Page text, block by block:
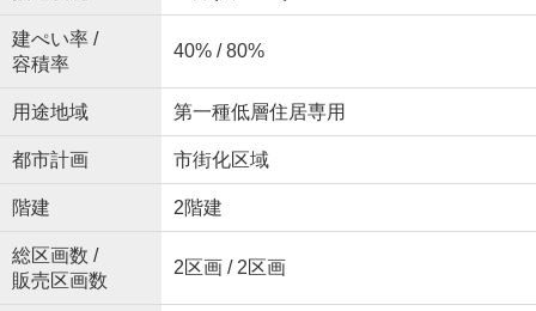
建ぺい率 /
容積率
40% / 80%
用途地域 第一種低層住居専用
都市計画 市街化区域
階建 2階建
総区画数 /
販売区画数
2区画 / 2区画